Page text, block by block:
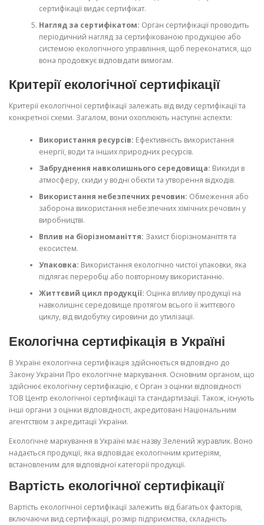
сертифікації видає сертифікат.
Нагляд за сертифікатом: Орган сертифікації проводить
періодичний нагляд за сертифікованою продукцією або
системою екологічного управління, щоб переконатися, що
вона продовжує відповідати вимогам.
Критерії екологічної сертифікації
Критерії екологічної сертифікації залежать від виду сертифікації та
конкретної схеми. Загалом, вони охоплюють наступні аспекти:
Використання ресурсів: Ефективність використання
енергії, води та інших природних ресурсів.
Забруднення навколишнього середовища: Викиди в
атмосферу, скиди у водні обєкти та утворення відходів.
Використання небезпечних речовин: Обмеження або
заборона використання небезпечних хімічних речовин у
виробництві.
Вплив на біорізноманіття: Захист біорізноманіття та
екосистем.
Упаковка: Використання екологічно чистої упаковки, яка
підлягає переробці або повторному використанню.
Життєвий цикл продукції: Оцінка впливу продукції на
навколишнє середовище протягом всього її життєвого
циклу, від видобутку сировини до утилізації.
Екологічна сертифікація в Україні
В Україні екологічна сертифікація здійснюється відповідно до
Закону України Про екологічне маркування. Основним органом, що
здійснює екологічну сертифікацію, є Орган з оцінки відповідності
ТОВ Центр екологічної сертифікації та стандартизації. Також, існують
інші органи з оцінки відповідності, акредитовані Національним
агентством з акредитації України.
Екологічне маркування в Україні має назву Зелений журавлик. Воно
надається продукції, яка відповідає екологічним критеріям,
встановленим для відповідної категорії продукції.
Вартість екологічної сертифікації
Вартість екологічної сертифікації залежить від багатьох факторів,
включаючи вид сертифікації, розмір підприємства, складність